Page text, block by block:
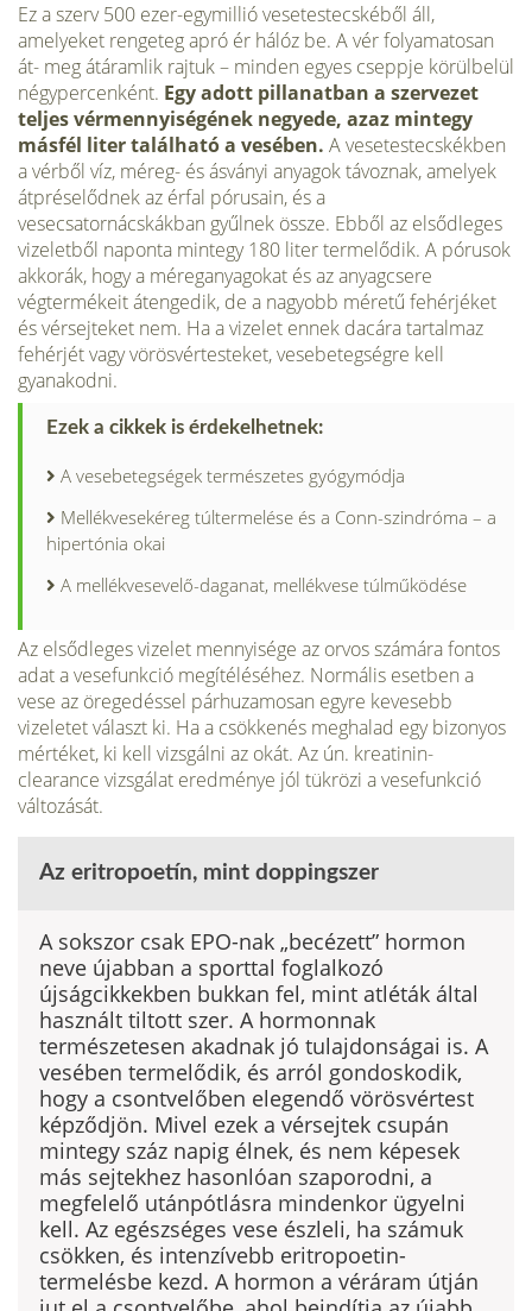
Ez a szerv 500 ezer-egymillió vesetestecskéből áll,
amelyeket rengeteg apró ér hálóz be. A vér folyamatosan
át- meg átáramlik rajtuk – minden egyes cseppje körülbelül
négypercenként. Egy adott pillanatban a szervezet
teljes vérmennyiségének negyede, azaz mintegy
másfél liter található a vesében. A vesetestecskékben
a vérből víz, méreg- és ásványi anyagok távoznak, ame­lyek
átpréselődnek az érfal pórusain, és a
vesecsatornácskákban gyűlnek össze. Ebből az elsődleges
vizeletből naponta mintegy 180 liter termelődik. A pórusok
akkorák, hogy a méreganyagokat és az anyagcsere
végtermékeit átengedik, de a nagyobb méretű fehérjéket
és vérsejteket nem. Ha a vizelet ennek dacára tartalmaz
fehérjét vagy vörösvértesteket, vesebetegségre kell
gyanakodni.
Ezek a cikkek is érdekelhetnek:
A vesebetegségek természetes gyógymódja
Mellékvesekéreg túltermelése és a Conn-szindróma – a
hipertónia okai
A mellékvesevelő-daganat, mellékvese túlműködése
Az elsődleges vizelet mennyisége az orvos számára fontos
adat a vesefunkció megítéléséhez. Normális esetben a
vese az öregedéssel párhu­zamosan egyre kevesebb
vizeletet választ ki. Ha a csökkenés meghalad egy bizonyos
mértéket, ki kell vizsgálni az okát. Az ún. kreatinin-
clearance vizs­gálat eredménye jól tükrözi a vesefunkció
változását.
Az eritropoetín, mint doppingszer
A sokszor csak EPO-nak „becézett” hormon
neve újabban a sporttal foglalkozó
újságcikkekben bukkan fel, mint atléták által
használt tiltott szer. A hormonnak
természetesen akadnak jó tulajdonságai is. A
vesében termelődik, és arról gondoskodik,
hogy a csontvelőben elegendő vörös­vértest
képződjön. Mivel ezek a vérsejtek csupán
mintegy száz napig élnek, és nem képesek
más sejtekhez hasonlóan szaporodni, a
megfelelő utánpótlásra mindenkor ügyelni
kell. Az egészséges vese észleli, ha szá­muk
csökken, és intenzívebb eritropoetin-
termelésbe kezd. A hormon a véráram útján